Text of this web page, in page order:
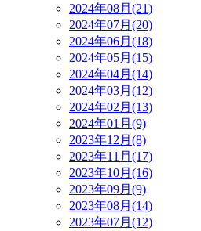
2024年08月(21)
2024年07月(20)
2024年06月(18)
2024年05月(15)
2024年04月(14)
2024年03月(12)
2024年02月(13)
2024年01月(9)
2023年12月(8)
2023年11月(17)
2023年10月(16)
2023年09月(9)
2023年08月(14)
2023年07月(12)